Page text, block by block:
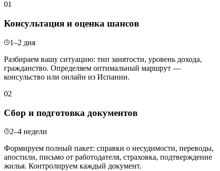
01
Консультация и оценка шансов
1–2 дня
Разбираем вашу ситуацию: тип занятости, уровень дохода,
гражданство. Определяем оптимальный маршрут —
консульство или онлайн из Испании.
02
Сбор и подготовка документов
2–4 недели
Формируем полный пакет: справки о несудимости, переводы,
апостили, письмо от работодателя, страховка, подтверждение
жилья. Контролируем каждый документ.